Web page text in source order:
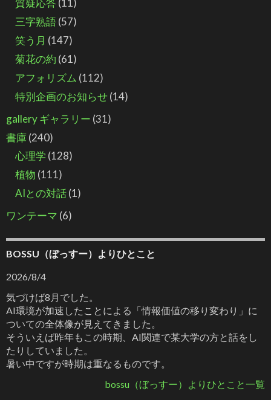
質疑応答(11)
三字熟語(57)
笑う月 (147)
菊花の約 (61)
アフォリズム (112)
特別企画のお知らせ(14)
gallery ギャラリー (31)
書庫(240)
心理学 (128)
植物 (111)
AIとの対話(1)
ワンテーマ (6)
BOSSU（ぼっすー）よりひとこと
2026/8/4
気づけば8月でした。
AI環境が加速したことによる「情報価値の移り変わり」に
ついての全体像が見えてきました。
そういえば昨年もこの時期、AI関連で某大学の方と話をし
たりしていました。
暑い中ですが時期は重なるものです。
bossu（ぼっすー）よりひとこと一覧